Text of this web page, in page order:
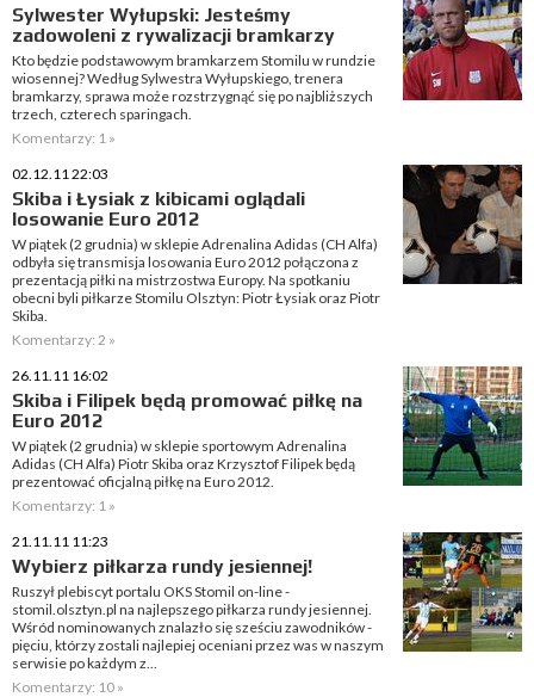
Sylwester Wyłupski: Jesteśmy
zadowoleni z rywalizacji bramkarzy
Kto będzie podstawowym bramkarzem Stomilu w rundzie
wiosennej? Według Sylwestra Wyłupskiego, trenera
bramkarzy, sprawa może rozstrzygnąć się po najbliższych
trzech, czterech sparingach.
Komentarzy: 1 »
02.12.11 22:03
Skiba i Łysiak z kibicami oglądali
losowanie Euro 2012
W piątek (2 grudnia) w sklepie Adrenalina Adidas (CH Alfa)
odbyła się transmisja losowania Euro 2012 połączona z
prezentacją piłki na mistrzostwa Europy. Na spotkaniu
obecni byli piłkarze Stomilu Olsztyn: Piotr Łysiak oraz Piotr
Skiba.
Komentarzy: 2 »
26.11.11 16:02
Skiba i Filipek będą promować piłkę na
Euro 2012
W piątek (2 grudnia) w sklepie sportowym Adrenalina
Adidas (CH Alfa) Piotr Skiba oraz Krzysztof Filipek będą
prezentować oficjalną piłkę na Euro 2012.
Komentarzy: 1 »
21.11.11 11:23
Wybierz piłkarza rundy jesiennej!
Ruszył plebiscyt portalu OKS Stomil on-line -
stomil.olsztyn.pl na najlepszego piłkarza rundy jesiennej.
Wśród nominowanych znalazło się sześciu zawodników -
pięciu, którzy zostali najlepiej oceniani przez was w naszym
serwisie po każdym z...
Komentarzy: 10 »